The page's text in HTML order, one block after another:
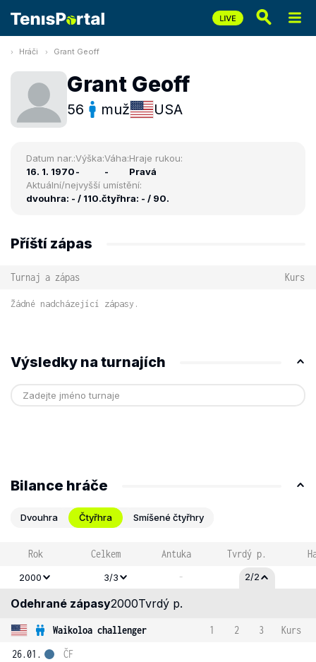
Hráči Grant Geoff
Grant Geoff
56 muž USA
Datum nar.:
16. 1. 1970
Výška:
-
Váha:
-
Hraje rukou:
Pravá
Aktuální/nejvyšší umístění:
dvouhra: - / 110.čtyřhra: - / 90.
Příští zápas
Turnaj a zápas Kurs
Žádné nadcházející zápasy.
Výsledky na turnajích
Bilance hráče
Dvouhra Čtyřhra Smíšené čtyřhry
Rok Celkem Antuka Tvrdý p.
2000 3/3 - 2/2
Odehrané zápasy2000Tvrdý p.
Waikoloa challenger 1 2 3
Kurs
26.01.
ČF